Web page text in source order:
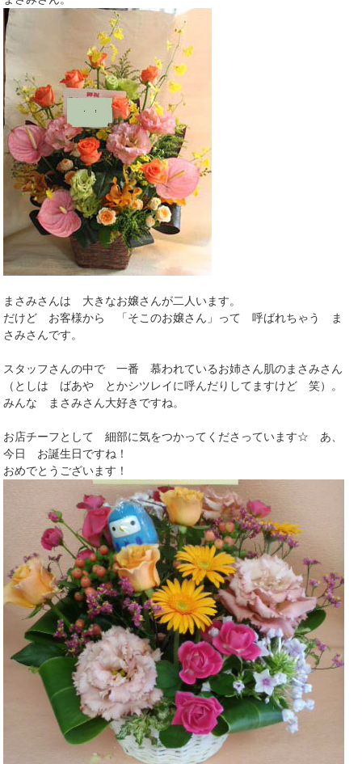
まさみさんは 大きなお嬢さんが二人います。
だけど お客様から 「そこのお嬢さん」って 呼ばれちゃう ま
さみさんです。
スタッフさんの中で 一番 慕われているお姉さん肌のまさみさん
（としは ばあや とかシツレイに呼んだりしてますけど 笑）。
みんな まさみさん大好きですね。
お店チーフとして 細部に気をつかってくださっています☆ あ、
今日 お誕生日ですね！
おめでとうございます！